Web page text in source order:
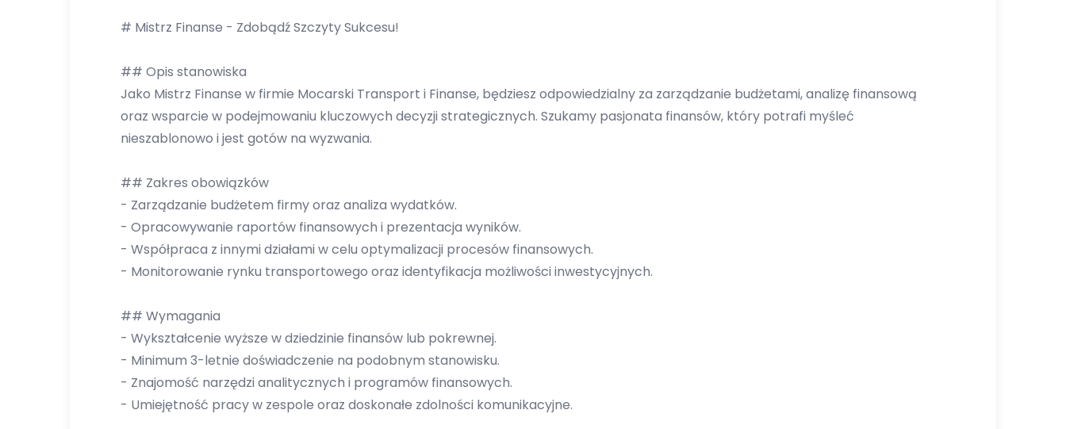
# Mistrz Finanse - Zdobądź Szczyty Sukcesu!
## Opis stanowiska
Jako Mistrz Finanse w firmie Mocarski Transport i Finanse, będziesz odpowiedzialny za zarządzanie budżetami, analizę finansową
oraz wsparcie w podejmowaniu kluczowych decyzji strategicznych. Szukamy pasjonata finansów, który potrafi myśleć
nieszablonowo i jest gotów na wyzwania.
## Zakres obowiązków
- Zarządzanie budżetem firmy oraz analiza wydatków.
- Opracowywanie raportów finansowych i prezentacja wyników.
- Współpraca z innymi działami w celu optymalizacji procesów finansowych.
- Monitorowanie rynku transportowego oraz identyfikacja możliwości inwestycyjnych.
## Wymagania
- Wykształcenie wyższe w dziedzinie finansów lub pokrewnej.
- Minimum 3-letnie doświadczenie na podobnym stanowisku.
- Znajomość narzędzi analitycznych i programów finansowych.
- Umiejętność pracy w zespole oraz doskonałe zdolności komunikacyjne.